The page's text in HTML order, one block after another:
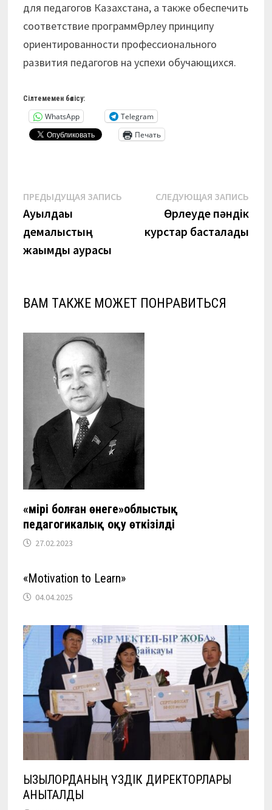
для педагогов Казахстана, а также обеспечить
соответствие программӨрлеу принципу
ориентированности профессионального
развития педагогов на успехи обучающихся.
Сілтемемен бөлісу:
WhatsApp
Telegram
Печать
Навигация
по
записям
ПРЕДЫДУЩАЯ ЗАПИСЬПредыдущая
Ауылдағы
демалыстың
жағымды аурасы
СЛЕДУЮЩАЯ ЗАПИСЬ
Өрлеуде пәндік
курстар басталады
ВАМ ТАКЖЕ МОЖЕТ ПОНРАВИТЬСЯ
«Өмірі болған өнеге»облыстық
педагогикалық оқу өткізілді
27.02.2023
«Motivation to Learn»
04.04.2025
ҚЫЗЫЛОРДАНЫҢ ҮЗДІК ДИРЕКТОРЛАРЫ
АНЫҚТАЛДЫ